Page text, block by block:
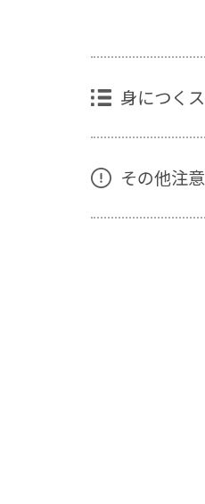
身につく
その他注